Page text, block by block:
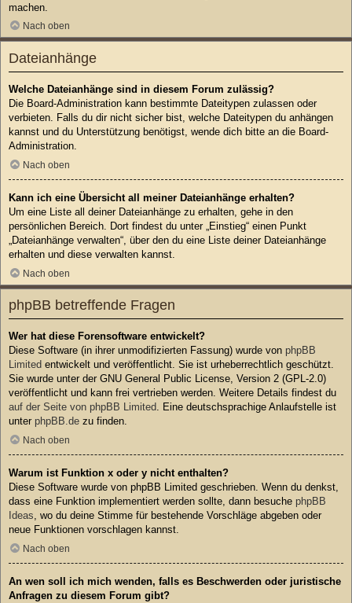
machen.
Nach oben
Dateianhänge
Welche Dateianhänge sind in diesem Forum zulässig?
Die Board-Administration kann bestimmte Dateitypen zulassen oder
verbieten. Falls du dir nicht sicher bist, welche Dateitypen du anhängen
kannst und du Unterstützung benötigst, wende dich bitte an die Board-
Administration.
Nach oben
Kann ich eine Übersicht all meiner Dateianhänge erhalten?
Um eine Liste all deiner Dateianhänge zu erhalten, gehe in den
persönlichen Bereich. Dort findest du unter „Einstieg“ einen Punkt
„Dateianhänge verwalten“, über den du eine Liste deiner Dateianhänge
erhalten und diese verwalten kannst.
Nach oben
phpBB betreffende Fragen
Wer hat diese Forensoftware entwickelt?
Diese Software (in ihrer unmodifizierten Fassung) wurde von phpBB
Limited entwickelt und veröffentlicht. Sie ist urheberrechtlich geschützt.
Sie wurde unter der GNU General Public License, Version 2 (GPL-2.0)
veröffentlicht und kann frei vertrieben werden. Weitere Details findest du
auf der Seite von phpBB Limited. Eine deutschsprachige Anlaufstelle ist
unter phpBB.de zu finden.
Nach oben
Warum ist Funktion x oder y nicht enthalten?
Diese Software wurde von phpBB Limited geschrieben. Wenn du denkst,
dass eine Funktion implementiert werden sollte, dann besuche phpBB
Ideas, wo du deine Stimme für bestehende Vorschläge abgeben oder
neue Funktionen vorschlagen kannst.
Nach oben
An wen soll ich mich wenden, falls es Beschwerden oder juristische
Anfragen zu diesem Forum gibt?